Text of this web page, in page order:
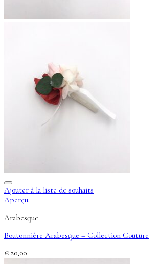
Ajouter à la liste de souhaits
Aperçu
Arabesque
Boutonnière Arabesque – Collection Couture
€ 20,00